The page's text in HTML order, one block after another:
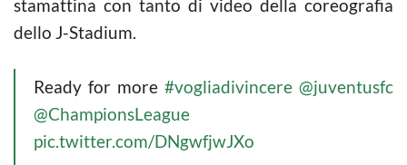
stamattina con tanto di video della coreografia
dello J-Stadium.
Ready for more #vogliadivincere @juventusfc
@ChampionsLeague
pic.twitter.com/DNgwfjwJXo